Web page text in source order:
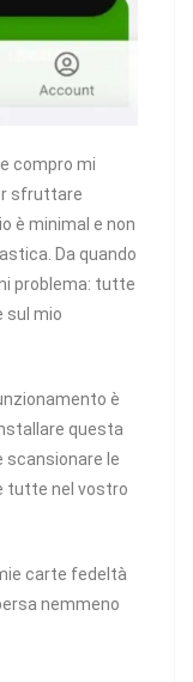
compro mi
sfruttare
è minimal e non
Da quando
problema: tutte
sul mio
è
questa
scansionare le
tutte nel vostro
carte fedeltà
nemmeno